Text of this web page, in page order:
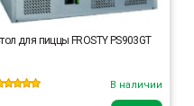
для пиццы FROSTY PS903GT
В наличии